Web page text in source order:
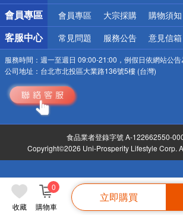
收藏 購物車
0
立即購買
會員專區 會員專區 大宗採購 購物須知
客服中心 常見問題 服務公告 意見信箱
服務時間： 週一至週日 09:00-21:00，例假日依網站公告
公司地址： 台北市北投區大業路136號5樓 (台灣)
食品業者登錄字號 A-122662550-
Copyright©2026 Uni-Prosperity Lifestyle Corp.